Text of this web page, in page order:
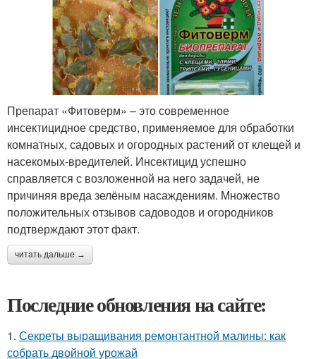
Препарат «Фитоверм» – это современное
инсектицидное средство, применяемое для обработки
комнатных, садовых и огородных растений от клещей и
насекомых-вредителей. Инсектицид успешно
справляется с возложенной на него задачей, не
причиняя вреда зелёным насаждениям. Множество
положительных отзывов садоводов и огородников
подтверждают этот факт.
читать дальше →
Последние обновления на сайте:
1. Секреты выращивания ремонтантной малины: как
собрать двойной урожай